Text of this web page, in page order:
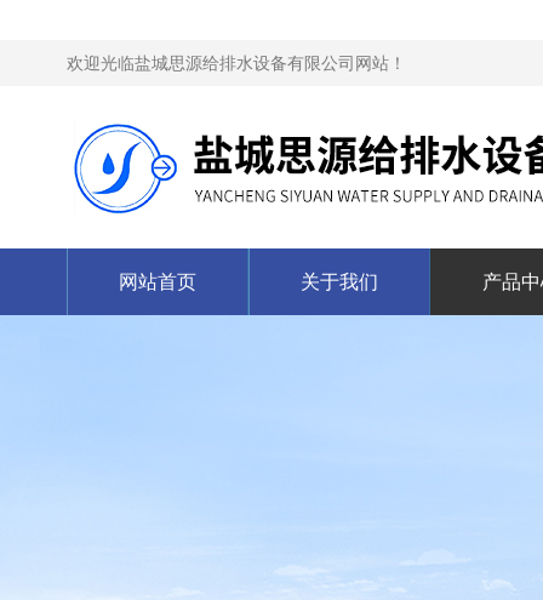
欢迎光临盐城思源给排水设备有限公司网站！
网站首页 关于我们 产品